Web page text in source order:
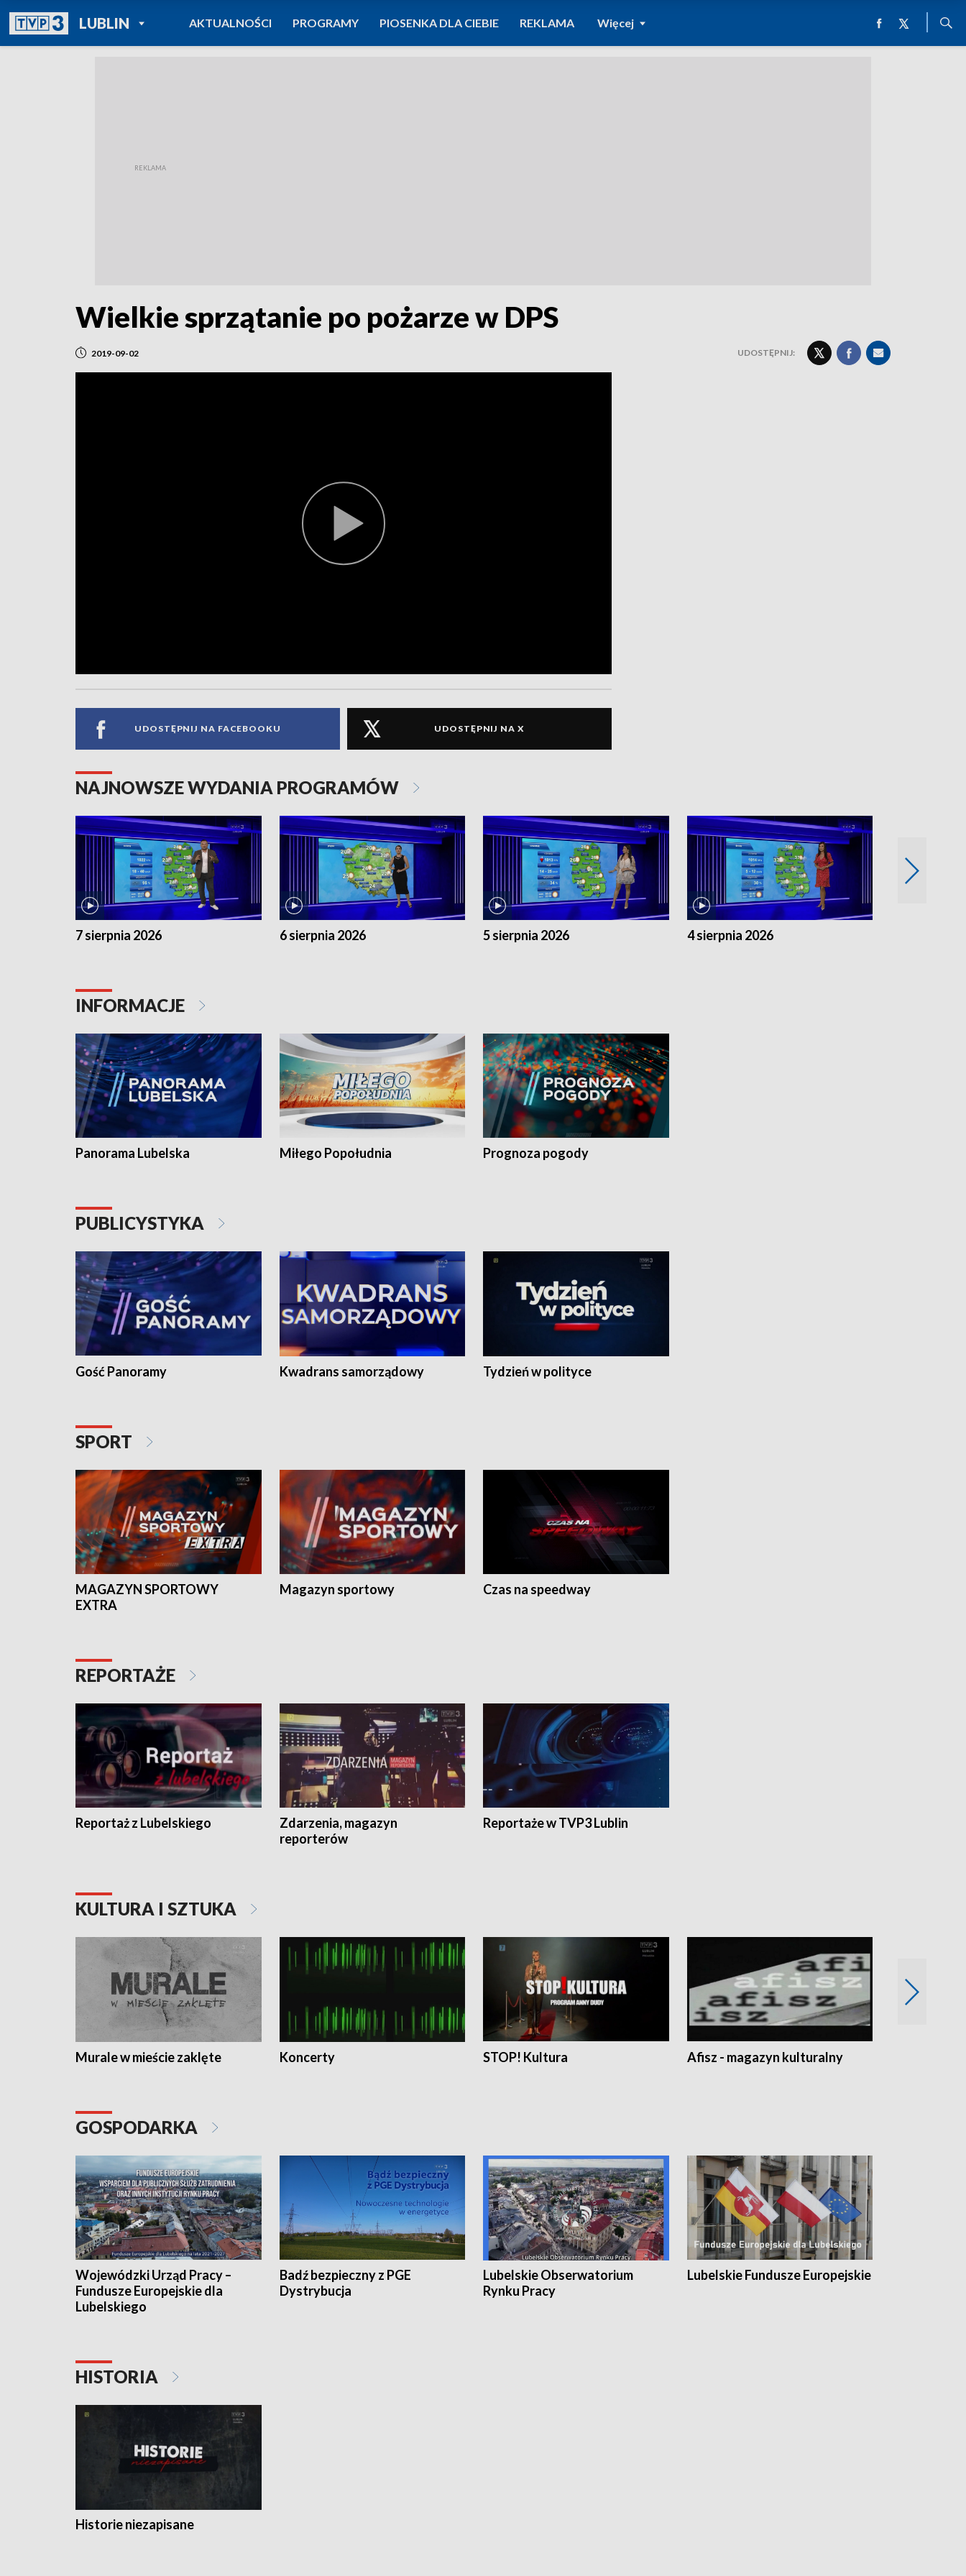
LUBLINPOWRÓT DO
TVP REGIONY
AKTUALNOŚCI PROGRAMY PIOSENKA DLA CIEBIE REKLAMA Więcej
Wielkie sprzątanie po pożarze w DPS
2019-09-02 UDOSTĘPNIJ:
UDOSTĘPNIJ NA FACEBOOKU UDOSTĘPNIJ NA X
NAJNOWSZE WYDANIA PROGRAMÓW
7 sierpnia 2026 6 sierpnia 2026 5 sierpnia 2026 4 sierpnia 2026
INFORMACJE
Panorama Lubelska Miłego Popołudnia Prognoza pogody
PUBLICYSTYKA
Gość Panoramy Kwadrans samorządowy Tydzień w polityce
SPORT
MAGAZYN SPORTOWY
EXTRA
Magazyn sportowy Czas na speedway
REPORTAŻE
Reportaż z Lubelskiego
Zdarzenia, magazyn
reporterów
Reportaże w TVP3 Lublin
KULTURA I SZTUKA
Murale w mieście zaklęte Koncerty STOP! Kultura Afisz - magazyn kulturalny
GOSPODARKA
Wojewódzki Urząd Pracy –
Fundusze Europejskie dla
Lubelskiego
Badź bezpieczny z PGE
Dystrybucja
Lubelskie Obserwatorium
Rynku Pracy
Lubelskie Fundusze Europejskie
HISTORIA
Historie niezapisane